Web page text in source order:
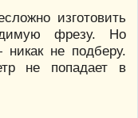
изготовить
фрезу. Но
не подберу.
не попадает в